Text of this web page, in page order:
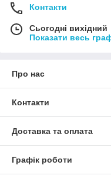
Контакти
Сьогодні вихідний
Показати весь
Про нас
Контакти
Доставка та оплата
Графік роботи